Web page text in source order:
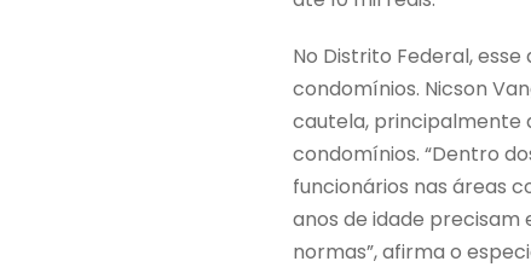
No Distrito Federal,
condomínios. Nicson
cautela, principalmente
condomínios. “Dentro
funcionários nas áreas
anos de idade
normas”, afirma o